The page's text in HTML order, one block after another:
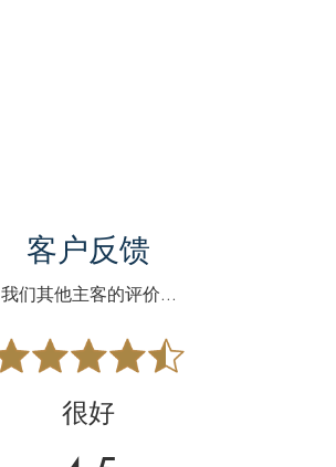
客户反馈
我们其他主客的评价...
很好